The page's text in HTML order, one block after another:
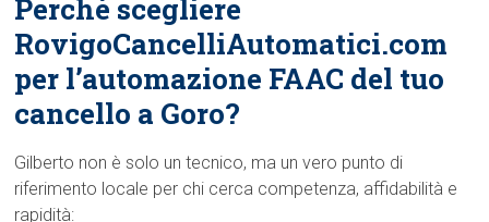
Perché scegliere
RovigoCancelliAutomatici.com
per l’automazione FAAC del tuo
cancello a Goro?
Gilberto non è solo un tecnico, ma un vero punto di
riferimento locale per chi cerca competenza, affidabilità e
rapidità: